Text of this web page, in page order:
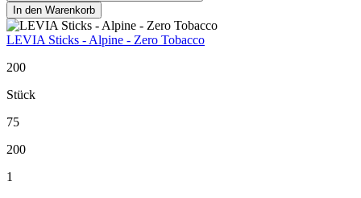
In den Warenkorb
LEVIA Sticks - Alpine - Zero Tobacco
200
Stück
75
200
1